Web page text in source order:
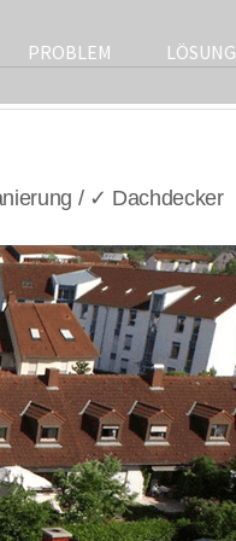
PROBLEM LÖSUNG
/ ✓ Dachdecker